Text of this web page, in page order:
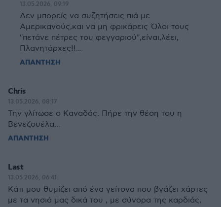
13.05.2026, 09:19
Δεν μπορείς να συζητήσεις πιά με
Αμερικανούς,και να μη φρικάρεις Όλοι τους
"πετάνε πέτρες του φεγγαριού",είναι,λέει,
Πλανητάρχες!!...
ΑΠΑΝΤΗΣΗ
Chris
13.05.2026, 08:17
Την γλίτωσε ο Καναδάς. Πήρε την θέση του η
Βενεζουέλα...
ΑΠΑΝΤΗΣΗ
Last
13.05.2026, 06:41
Κάτι μου θυμίζει από ένα γείτονα που βγάζει χάρτες
με τα νησιά μας δικά του , με σύνορα της καρδιάς,